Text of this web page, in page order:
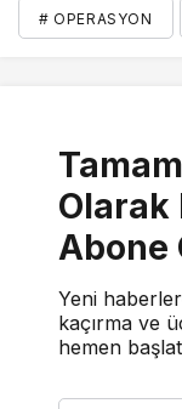
# OPERASYON
Olarak
Abone
Yeni
kaçırma ve
hemen